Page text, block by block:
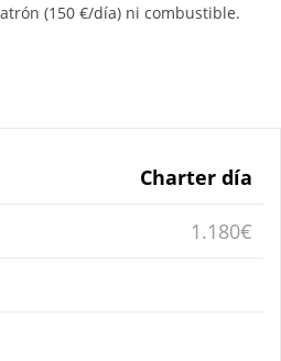
(150 €/día) ni combustible.
Charter día
1.180€